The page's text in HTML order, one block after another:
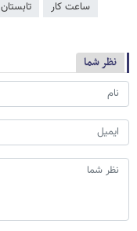
ساعت کار تابستان
نظر شما